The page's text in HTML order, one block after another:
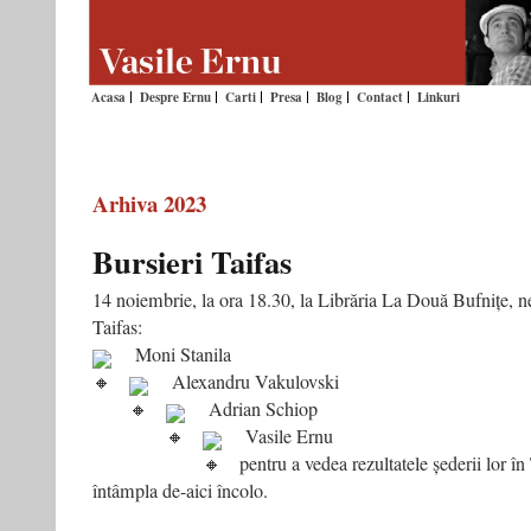
Acasa Despre Ernu Carti Presa Blog Contact Linkuri
Arhiva 2023
Bursieri Taifas
14 noiembrie, la ora 18.30, la Librăria La Două Bufnițe,
Taifas:
Moni Stanila
Alexandru Vakulovski
Adrian Schiop
Vasile Ernu
pentru a vedea rezultatele șederii lor
întâmpla de-aici încolo.